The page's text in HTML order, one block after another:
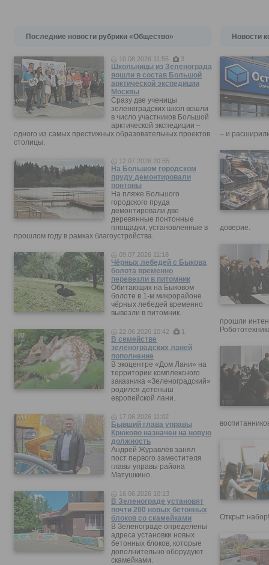
Последние новости рубрики «Общество»
10.08.2026 11:55 3
Школьницы из Зеленограда
вошли в состав Большой
арктической экспедиции
Москвы
Сразу две ученицы
зеленоградских школ вошли
в число участников Большой
арктической экспедиции –
одного из самых престижных образовательных проектов
столицы.
12.07.2026 20:55
На Большом городском
пруду демонтировали
понтоны
На пляже Большого
городского пруда
демонтировали две
деревянные понтонные
площадки, установленные в
прошлом году в рамках благоустройства.
09.07.2026 11:18
Чёрных лебедей с Быкова
болота временно
перевезли в питомник
Обитающих на Быковом
болоте в 1-м микрорайоне
чёрных лебедей временно
вывезли в питомник.
22.06.2026 10:42 1
В семействе
зеленоградских ланей
пополнение
В экоцентре «Дом Лани» на
территории комплексного
заказника «Зеленоградский»
родился детеныш
европейской лани.
17.06.2026 11:02
Бывший глава управы
Крюково назначен на новую
должность
Андрей Журавлёв занял
пост первого заместителя
главы управы района
Матушкино.
16.06.2026 10:13
В Зеленограде установят
почти 200 новых бетонных
блоков со скамейками
В Зеленограде определены
адреса установки новых
бетонных блоков, которые
дополнительно оборудуют
скамейками.
Новости
– и
доверие.
прошли
Открыт набор!